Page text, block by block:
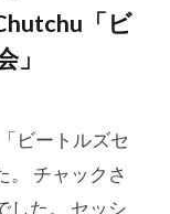
「ビ
」
ビートルズセ
。 チャックさ
した。 セッシ